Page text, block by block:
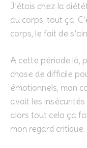
J’étais chez la
au corps, tout ça.
corps, le fait de
A cette période là,
chose de difficile
émotionnels, mon
avait les
alors tout cela ça
mon regard critique.